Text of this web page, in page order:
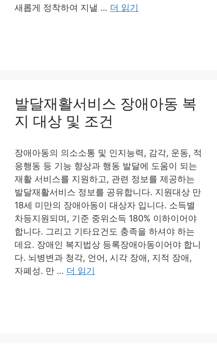
새롭게 정착하여 지낼 … 더 읽기
발달재활서비스 장애아동 복
지 대상 및 조건
장애아동의 의소소통 및 인지능력, 감각, 운동, 적
응행동 등 기능 향상과 행동 발달에 도움이 되는
재활 서비스를 지원하고, 관련 정보를 제공하는
발달재활서비스 정보를 공유합니다. 지원대상 만
18세 미만의 장애아동이 대상자 입니다. 소득별
차등지원되며, 기준 중위소득 180% 이하이어야
합니다. 그리고 기타요건도 충족을 하셔야 하는
데요. 장애인 복지법상 등록장애아동이어야 합니
다. 뇌병변과 청각, 언어, 시각 장애, 지적 장애,
자폐성. 만 … 더 읽기